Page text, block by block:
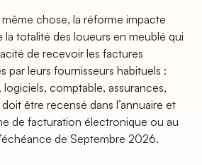
même chose, la réforme impacte
la totalité des loueurs en meublé qui
de recevoir les factures
par leurs fournisseurs habituels :
comptable, assurances,
être recensé dans l’annuaire et
de facturation électronique ou au
de Septembre 2026.